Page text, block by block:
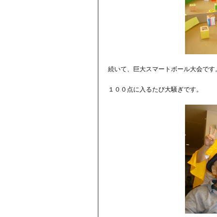
続いて、巨大スマートボール大会です
１００点に入るたび大騒ぎです。